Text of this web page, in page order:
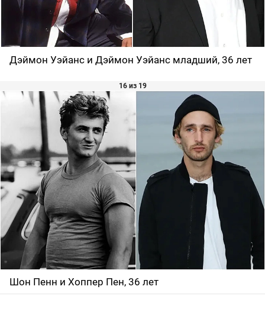
Дэймон Уэйанс и Дэймон Уэйанс младший, 36 лет
16 из 19
Шон Пенн и Хоппер Пен, 36 лет